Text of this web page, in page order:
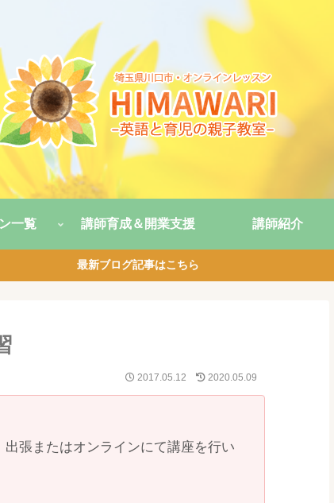
一覧 講師育成＆開業支援 講師紹介
最新ブログ記事はこちら
2017.05.12 2020.05.09
張またはオンラインにて講座を行い